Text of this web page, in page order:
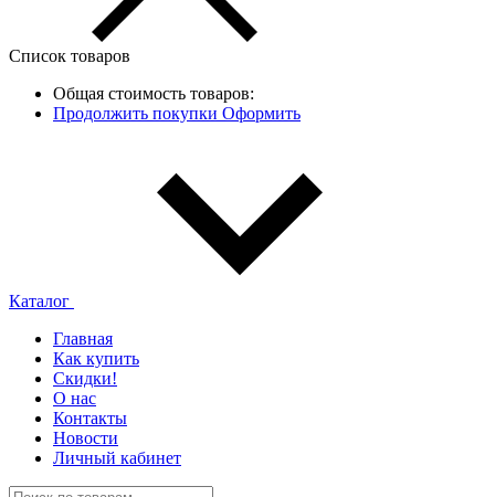
Список товаров
Общая стоимость товаров:
Продолжить покупки Оформить
Каталог
Главная
Как купить
Скидки!
О нас
Контакты
Новости
Личный кабинет